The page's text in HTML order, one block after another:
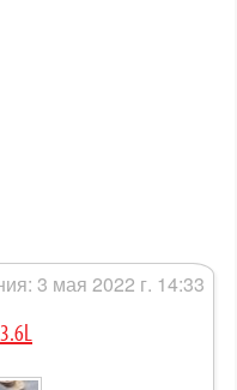
3 мая 2022 г. 14:33